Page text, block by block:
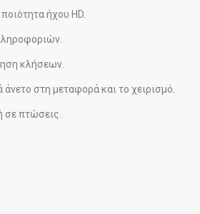
ήχου HD.
κλήσεων.
στη μεταφορά και το χειρισμό.
σε πτώσεις.